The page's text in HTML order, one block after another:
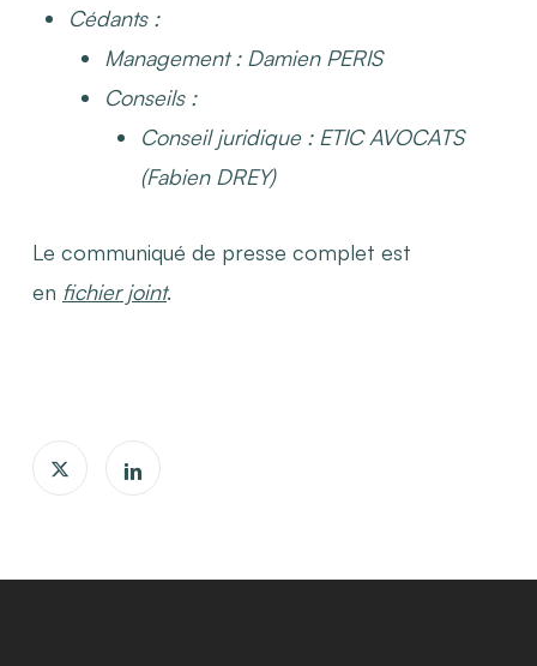
Cédants:
Management: Damien PERIS
Conseils:
Conseil juridique : ETIC AVOCATS
(Fabien DREY)
Le communiqué de presse complet est
en fichier joint.